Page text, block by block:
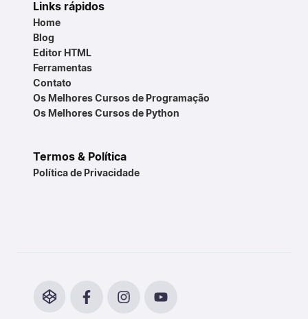
Links rápidos
Home
Blog
Editor HTML
Ferramentas
Contato
Os Melhores Cursos de Programação
Os Melhores Cursos de Python
Termos & Política
Política de Privacidade